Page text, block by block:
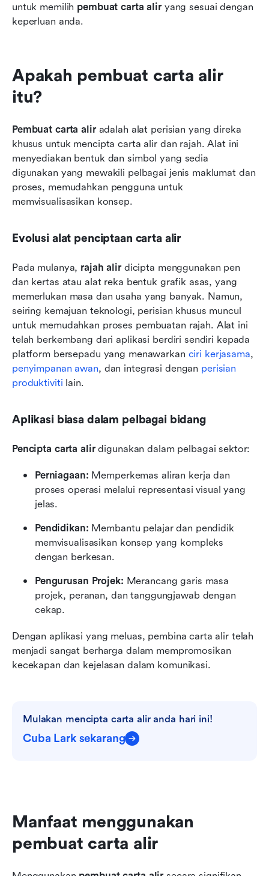
untuk memilih pembuat carta alir yang sesuai dengan
keperluan anda.
Apakah pembuat carta alir
itu?
Pembuat carta alir adalah alat perisian yang direka
khusus untuk mencipta carta alir dan rajah. Alat ini
menyediakan bentuk dan simbol yang sedia
digunakan yang mewakili pelbagai jenis maklumat dan
proses, memudahkan pengguna untuk
memvisualisasikan konsep.
Evolusi alat penciptaan carta alir
Pada mulanya, rajah alir dicipta menggunakan pen
dan kertas atau alat reka bentuk grafik asas, yang
memerlukan masa dan usaha yang banyak. Namun,
seiring kemajuan teknologi, perisian khusus muncul
untuk memudahkan proses pembuatan rajah. Alat ini
telah berkembang dari aplikasi berdiri sendiri kepada
platform bersepadu yang menawarkan ciri kerjasama
penyimpanan awan, dan integrasi dengan perisian
produktiviti lain.
Aplikasi biasa dalam pelbagai bidang
Pencipta carta alir digunakan dalam pelbagai sektor:
Perniagaan: Memperkemas aliran kerja dan
proses operasi melalui representasi visual yang
jelas.
Pendidikan: Membantu pelajar dan pendidik
memvisualisasikan konsep yang kompleks
dengan berkesan.
Pengurusan Projek: Merancang garis masa
projek, peranan, dan tanggungjawab dengan
cekap.
Dengan aplikasi yang meluas, pembina carta alir telah
menjadi sangat berharga dalam mempromosikan
kecekapan dan kejelasan dalam komunikasi.
Mulakan mencipta carta alir anda hari ini!
Cuba Lark sekarang
Manfaat menggunakan
pembuat carta alir